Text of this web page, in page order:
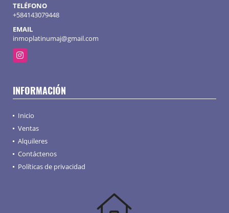
TELÉFONO
+584143079448
EMAIL
inmoplatinumaj@gmail.com
Instagram
INFORMACIÓN
Inicio
Ventas
Alquileres
Contáctenos
Políticas de privacidad